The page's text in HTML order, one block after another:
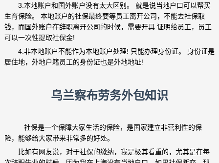
3.本地账户和国外账户没有太大区别。 就是说当地户口可以帮买
生育保险。 本地账户的社保最终要等员工离开公司，不能去社保取
钱，而国外账户在辞职离开公司的时候，需要开具 证明给员工，员工
可以一次性提取社保金!
4.非本地账户不能作为本地账户处理! 只能办理身份证。 身份证是
居住地，外地户籍员工的身份证也是外地地址!
乌兰察布劳务外包知识
社保是一个保障大家生活的保险，是国家建立非营利性的保
险，能够给大家带来非常多的好处。
比如有网友说，对于社保的缴纳，我是极其看重的，尤其是在每